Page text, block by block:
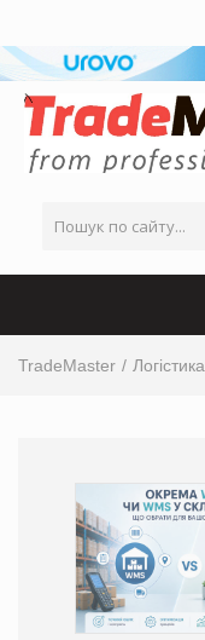
TradeMaster Логістика